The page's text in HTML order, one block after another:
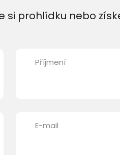
prohlídku nebo
Příjmení
E-mail